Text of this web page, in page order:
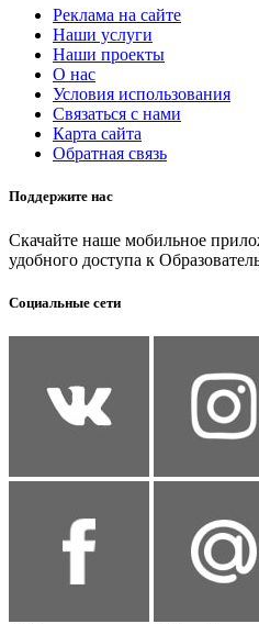
Реклама на сайте
Наши услуги
Наши проекты
О нас
Условия использования
Связаться с нами
Карта сайта
Обратная связь
Поддержите нас
Скачайте наше мобильное
удобного доступа к
Социальные сети